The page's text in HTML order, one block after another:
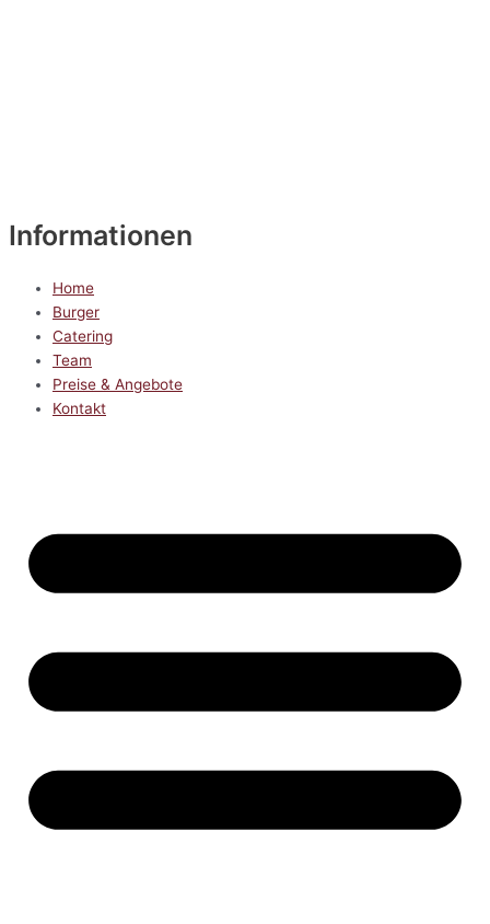
Informationen
Home
Burger
Catering
Team
Preise & Angebote
Kontakt